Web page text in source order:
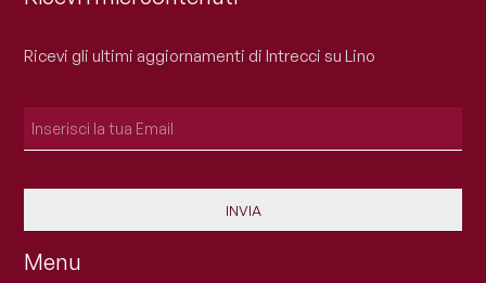
Menu
Ricevi gli ultimi aggiornamenti di Intrecci su Lino
INVIA